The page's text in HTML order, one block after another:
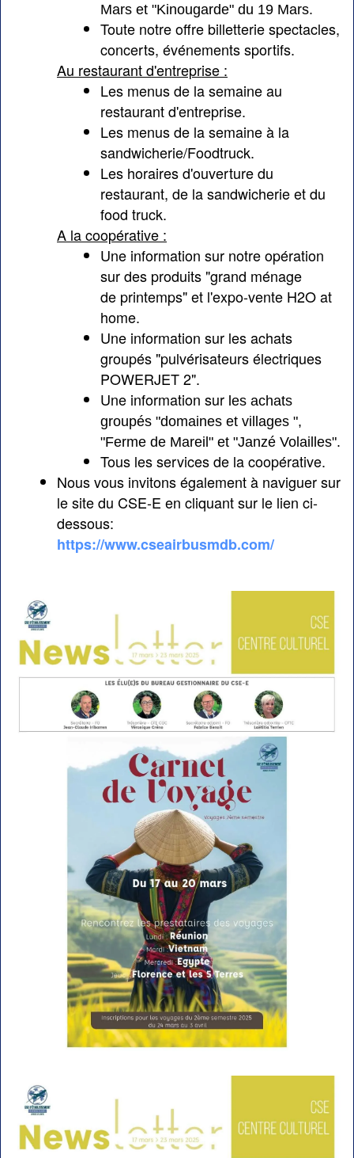
Mars et "Kinougarde" du 19 Mars.
Toute notre offre billetterie spectacles,
concerts, événements sportifs.
Au restaurant d'entreprise :
Les menus de la semaineau
restaurant d'entreprise.
Les menus de la semaineà la
sandwicherie/Foodtruck.
Les horaires d'ouverturedu
restaurant, de la sandwicherie et du
food truck.
A la coopérative :
Une information sur notre opération
sur des produits "grand ménage
de printemps" et l'expo-vente H2O at
home.
Une information sur les achats
groupés "pulvérisateurs électriques
POWERJET 2".
Une information sur les achats
groupés "domaines et villages ",
"Ferme de Mareil" et "Janzé Volailles".
Tous les services de la coopérative.
Nous vous invitons également à naviguer sur
le site du CSE-E en cliquant sur le lien ci-
dessous:
https://www.cseairbusmdb.com/